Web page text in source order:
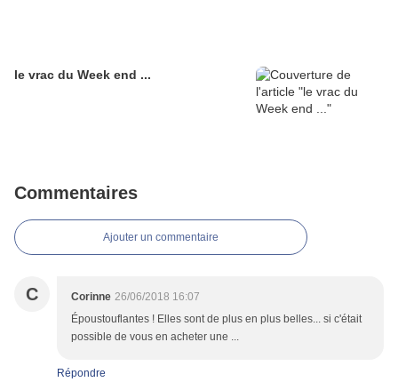
le vrac du Week end ...
Commentaires
Ajouter un commentaire
C Corinne 26/06/2018 16:07
Époustouflantes ! Elles sont de plus en plus belles... si c'était
possible de vous en acheter une ...
Répondre